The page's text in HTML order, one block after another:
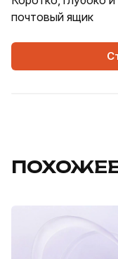
почтовый ящик